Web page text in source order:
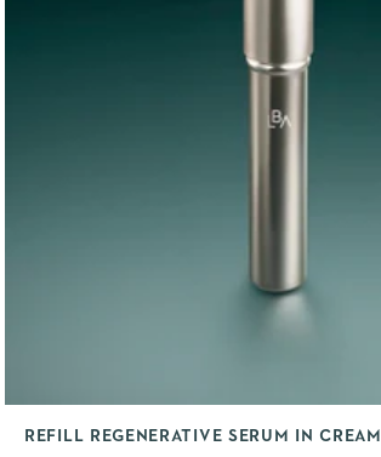
REFILL REGENERATIVE SERUM IN CREAM